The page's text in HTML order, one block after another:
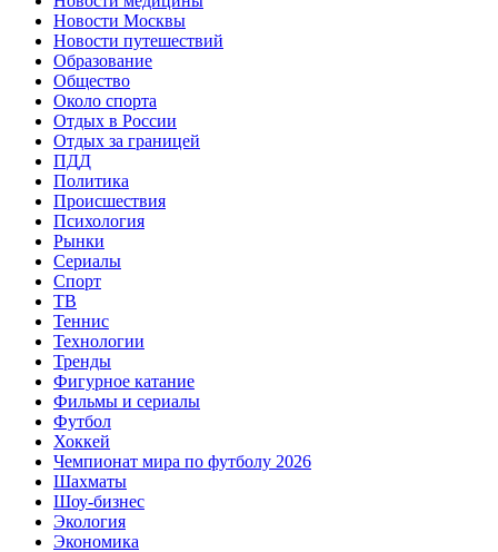
Новости Москвы
Новости путешествий
Образование
Общество
Около спорта
Отдых в России
Отдых за границей
ПДД
Политика
Происшествия
Психология
Рынки
Сериалы
Спорт
ТВ
Теннис
Технологии
Тренды
Фигурное катание
Фильмы и сериалы
Футбол
Хоккей
Чемпионат мира по футболу 2026
Шахматы
Шоу-бизнес
Экология
Экономика